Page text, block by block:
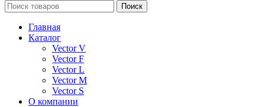
Поиск
Главная
Каталог
Vector V
Vector F
Vector L
Vector M
Vector S
О компании